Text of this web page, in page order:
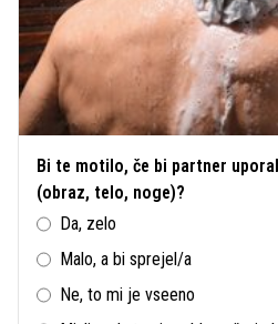
Bi te motilo, če bi partner
(obraz, telo, noge)?
Da, zelo
Malo, a bi sprejel/a
Ne, to mi je vseeno